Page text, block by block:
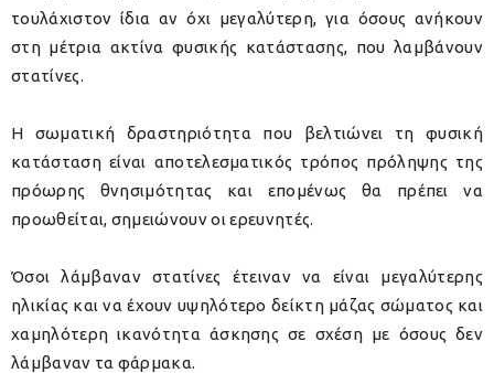
τουλάχιστον ίδια αν όχι μεγαλύτερη, για όσους ανήκουν
στη μέτρια ακτίνα φυσικής κατάστασης, που λαμβάνουν
στατίνες.
Η σωματική δραστηριότητα που βελτιώνει τη φυσική
κατάσταση είναι αποτελεσματικός τρόπος πρόληψης της
πρόωρης θνησιμότητας και επομένως θα πρέπει να
προωθείται, σημειώνουν οι ερευνητές.
Όσοι λάμβαναν στατίνες έτειναν να είναι μεγαλύτερης
ηλικίας και να έχουν υψηλότερο δείκτη μάζας σώματος και
χαμηλότερη ικανότητα άσκησης σε σχέση με όσους δεν
λάμβαναν τα φάρμακα.